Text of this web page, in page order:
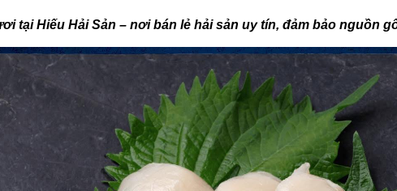
tại Hiếu Hải Sản – nơi bán lẻ hải sản uy tín, đảm bảo nguồn